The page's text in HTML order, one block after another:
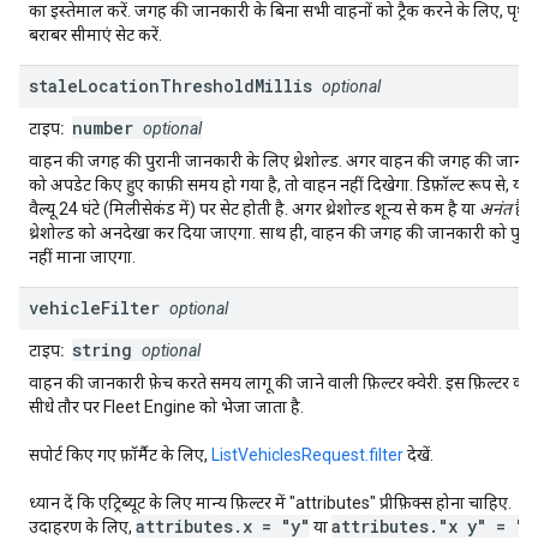
का इस्तेमाल करें. जगह की जानकारी के बिना सभी वाहनों को ट्रैक करने के लिए,
बराबर सीमाएं सेट करें.
staleLocationThresholdMillis optional
टाइप: number optional
वाहन की जगह की पुरानी जानकारी के लिए थ्रेशोल्ड. अगर वाहन की जगह की
को अपडेट किए हुए काफ़ी समय हो गया है, तो वाहन नहीं दिखेगा. डिफ़ॉल्ट रूप से, यह
वैल्यू 24 घंटे (मिलीसेकंड में) पर सेट होती है. अगर थ्रेशोल्ड शून्य से कम है या अनंतहै,
थ्रेशोल्ड को अनदेखा कर दिया जाएगा. साथ ही, वाहन की जगह की जानकारी को
नहीं माना जाएगा.
vehicleFilter optional
टाइप: string optional
वाहन की जानकारी फ़ेच करते समय लागू की जाने वाली फ़िल्टर क्वेरी. इस फ़िल्टर को
सीधे तौर पर Fleet Engine को भेजा जाता है.
सपोर्ट किए गए फ़ॉर्मैट के लिए, ListVehiclesRequest.filterदेखें.
ध्यान दें कि एट्रिब्यूट के लिए मान्य फ़िल्टर में "attributes" प्रीफ़िक्स होना चाहिए.
उदाहरण के लिए, attributes.x = "y" याattributes."x y" =